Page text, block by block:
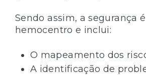
Sendo assim, a segurança
hemocentro e inclui:
O mapeamento dos
A identificação de